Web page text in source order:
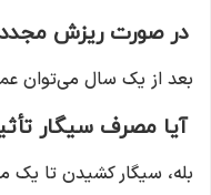
در صورت ریزش مجدد
بعد از یک سال می‌توان
آیا مصرف سیگار
بله، سیگار کشیدن تا یک